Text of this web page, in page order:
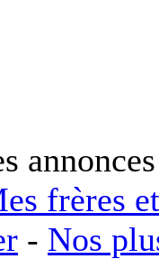
frères
- Nos